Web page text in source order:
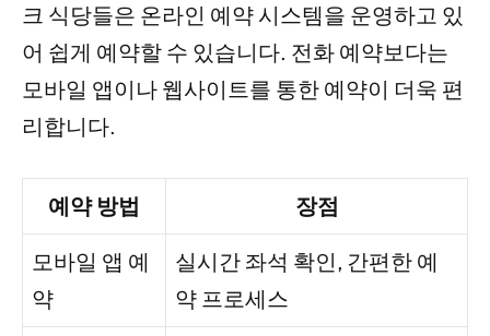
크 식당들은 온라인 예약 시스템을 운영하고 있
어 쉽게 예약할 수 있습니다. 전화 예약보다는
모바일 앱이나 웹사이트를 통한 예약이 더욱 편
리합니다.
예약 방법 장점
모바일 앱 예
약
실시간 좌석 확인, 간편한 예
약 프로세스